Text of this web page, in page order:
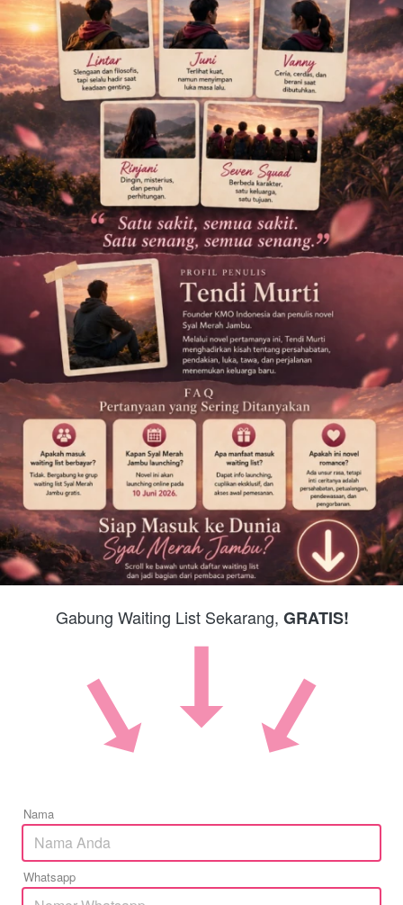
Gabung Waiting List Sekarang, GRATIS!
Nama
Whatsapp